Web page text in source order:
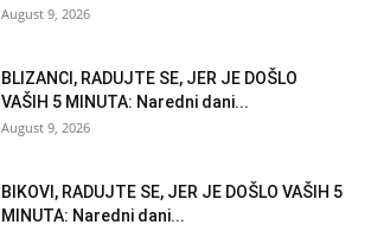
August 9, 2026
BLIZANCI, RADUJTE SE, JER JE DOŠLO
VAŠIH 5 MINUTA: Naredni dani...
August 9, 2026
BIKOVI, RADUJTE SE, JER JE DOŠLO VAŠIH 5
MINUTA: Naredni dani...